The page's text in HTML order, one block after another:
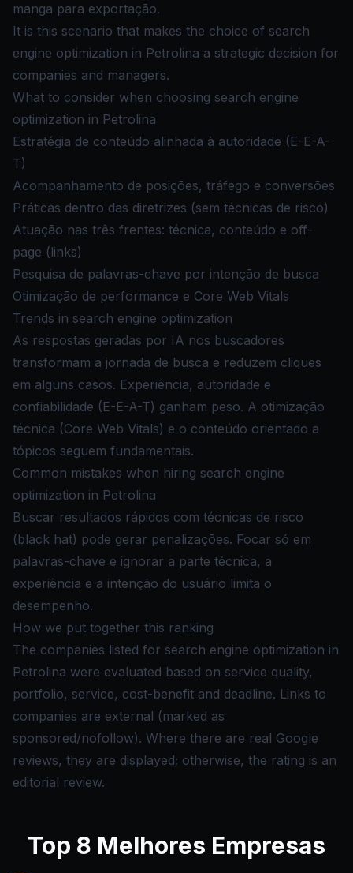
manga para exportação.
It is this scenario that makes the choice of search
engine optimization in Petrolina a strategic decision for
companies and managers.
What to consider when choosing search engine
optimization in Petrolina
Estratégia de conteúdo alinhada à autoridade (E-E-A-
T)
Acompanhamento de posições, tráfego e conversões
Práticas dentro das diretrizes (sem técnicas de risco)
Atuação nas três frentes: técnica, conteúdo e off-
page (links)
Pesquisa de palavras-chave por intenção de busca
Otimização de performance e Core Web Vitals
Trends in search engine optimization
As respostas geradas por IA nos buscadores
transformam a jornada de busca e reduzem cliques
em alguns casos. Experiência, autoridade e
confiabilidade (E-E-A-T) ganham peso. A otimização
técnica (Core Web Vitals) e o conteúdo orientado a
tópicos seguem fundamentais.
Common mistakes when hiring search engine
optimization in Petrolina
Buscar resultados rápidos com técnicas de risco
(black hat) pode gerar penalizações. Focar só em
palavras-chave e ignorar a parte técnica, a
experiência e a intenção do usuário limita o
desempenho.
How we put together this ranking
The companies listed for search engine optimization in
Petrolina were evaluated based on service quality,
portfolio, service, cost-benefit and deadline. Links to
companies are external (marked as
sponsored/nofollow). Where there are real Google
reviews, they are displayed; otherwise, the rating is an
editorial review.
Top 8 Melhores Empresas